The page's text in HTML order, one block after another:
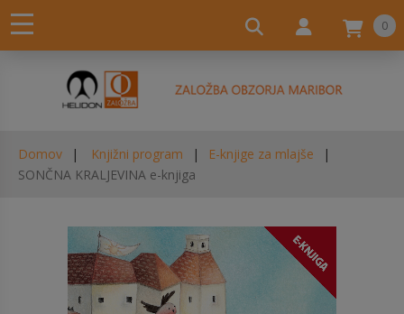
0
Domov Knjižni program
E-knjige za mlajše
SONČNA KRALJEVINA e-knjiga